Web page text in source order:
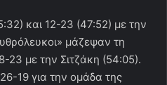
και 12-23 (47:52) με την
μάζεψαν τη
23 με την Σιτζάκη (54:05).
19 για την ομάδα της